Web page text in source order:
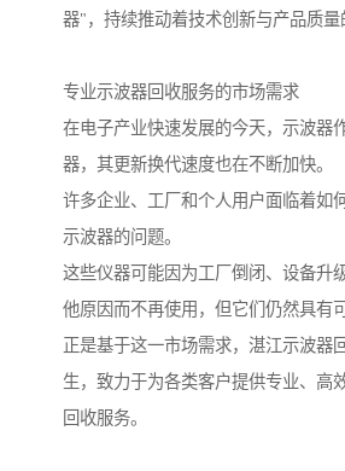
器"，持续推动着技术创新与产品质量
专业示波器回收服务的市场需求
在电子产业快速发展的今天，示波器
器，其更新换代速度也在不断加快。
许多企业、工厂和个人用户面临着如
示波器的问题。
这些仪器可能因为工厂倒闭、设备升
他原因而不再使用，但它们仍然具有
正是基于这一市场需求，湛江示波器
生，致力于为各类客户提供专业、高
回收服务。